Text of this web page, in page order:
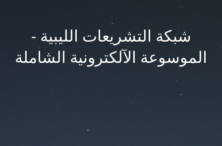
شبكة التشريعات الليبية -
الموسوعة الآلكترونية الشاملة